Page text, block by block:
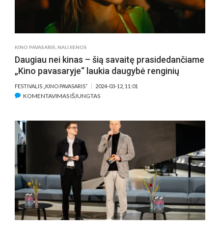
KINO PAVASARIS NAUJIENOS
Daugiau nei kinas – šią savaitę prasidedančiame
„Kino pavasaryje“ laukia daugybė renginių
FESTIVALIS „KINO PAVASARIS“ 2024-03-12, 11:01
KOMENTAVIMAS IŠJUNGTASĮRAŠE
KINAS
–
ŠIĄ
SAVAITĘ
PRASIDEDANČIAME
„KINO
PAVASARYJE“
LAUKIA
DAUGYBĖ
RENGINIŲ